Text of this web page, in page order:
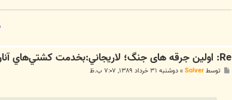
Re: اولین جرقه های جنگ؛ لاريجاني:بخدمت كشتي‌هاي آنان خواهيم
توسطSolver
»دوشنبه ۳۱ خرداد ۱۳۸۹, ۷:۰۷ ب.ظ